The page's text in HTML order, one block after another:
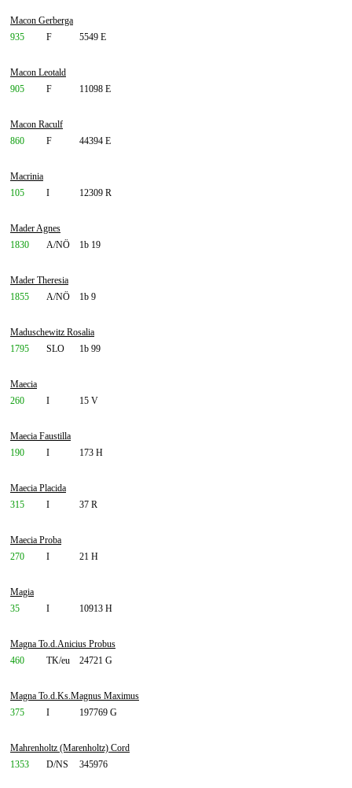
Macon Gerberga
935
F 5549 E
Macon Leotald
905
F 11098 E
Macon Raculf
860
F 44394 E
Macrinia
105
I 12309 R
Mader Agnes
1830
A/NÖ 1b 19
Mader Theresia
1855
A/NÖ 1b 9
Maduschewitz Rosalia
1795
SLO 1b 99
Maecia
260
I 15 V
Maecia Faustilla
190
I 173 H
Maecia Placida
315
I 37 R
Maecia Proba
270
I 21 H
Magia
35
I 10913 H
Magna To.d.Anicius Probus
460
TK/eu 24721 G
Magna To.d.Ks.Magnus Maximus
375
I 197769 G
Mahrenholtz (Marenholtz) Cord
1353
D/NS 345976